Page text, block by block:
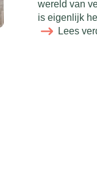
wereld van
is eigenlijk
Lees